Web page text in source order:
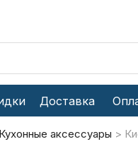
Доставка
Кухонные аксессуары